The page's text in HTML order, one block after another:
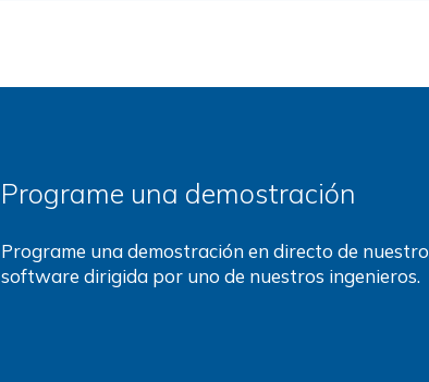
Programe una demostración
Programe una demostración en directo de nuestro
software dirigida por uno de nuestros ingenieros.